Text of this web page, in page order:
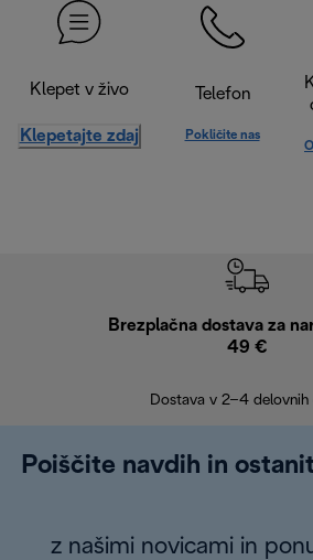
Klepet v živo
Klepetajte zdaj
Telefon
Pokličite nas
Brezplačna dostava za
49 €
Dostava v 2–4 delovnih
Poiščite navdih in
z našimi novicami in